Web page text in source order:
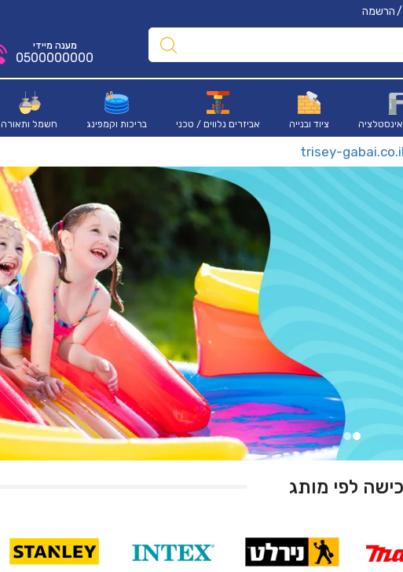
הרשמה
ציוד ובנייה אביזרים נלווים / טכני בריכות וקמפינג חשמל ותאורה
מענה מיידי
0500000000
trisey-gabai.co.il
לפי מותג